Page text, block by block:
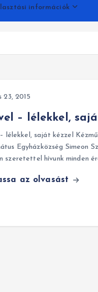
információk
23, 2015
– lélekkel,
lélekkel, saját kézzel
Egyházközség Simeon
szeretettel hívunk minden
az olvasást